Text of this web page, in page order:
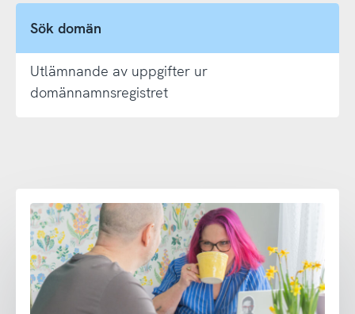
Sök domän
Utlämnande av uppgifter ur
domännamnsregistret